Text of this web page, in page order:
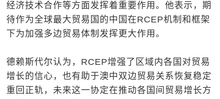
经济技术合作等方面发挥着重要作用。他表示，期
待作为全球最大贸易国的中国在RCEP机制和框架
下为加强多边贸易体制发挥更大作用。
德赖斯代尔认为，RCEP增强了区域内各国对贸易
增长的信心，也有助于澳中双边贸易关系恢复稳定
重回正轨，未来这一协定在推动各国间贸易增长方